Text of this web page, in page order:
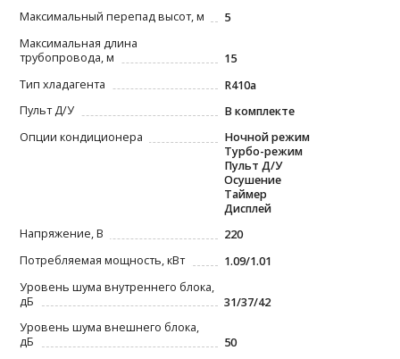
Максимальный перепад высот, м
5
Максимальная длина
трубопровода, м
15
Тип хладагента
R410a
Пульт Д/У
В комплекте
Опции кондиционера
Ночной режим
Турбо-режим
Пульт Д/У
Осушение
Таймер
Дисплей
Напряжение, В
220
Потребляемая мощность, кВт
1.09/1.01
Уровень шума внутреннего блока,
дБ
31/37/42
Уровень шума внешнего блока,
дБ
50